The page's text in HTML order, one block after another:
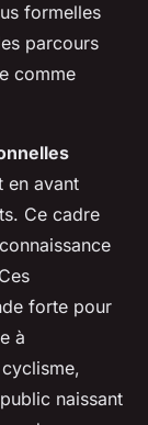
formelles
parcours
comme
en avant
Ce cadre
forte pour
à
naissant